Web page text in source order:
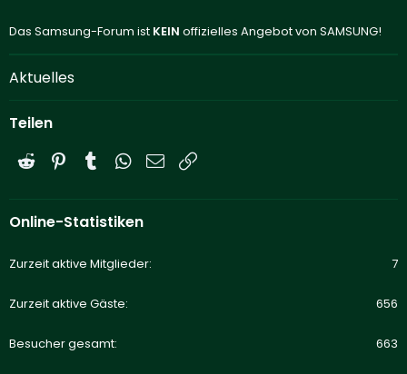
Das Samsung-Forum ist KEIN offizielles Angebot von SAMSUNG!
Aktuelles
Teilen
Reddit PinterestTumblrWhatsApp
E-Mail
Online-Statistiken
Zurzeit aktive Mitglieder 7
Zurzeit aktive Gäste 656
Besucher gesamt 663